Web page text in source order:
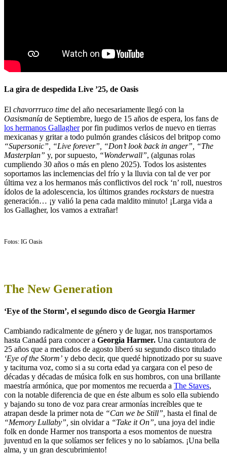
La gira de despedida Live ’25, de Oasis
El chavorrruco time del año necesariamente llegó con la
Oasismanía de Septiembre, luego de 15 años de espera, los fans de
los hermanos Gallagherpor fin pudimos verlos de nuevo en tierras
mexicanas y gritar a todo pulmón grandes clásicos del britpop como
“Supersonic”, “Live forever”, “Don’t look back in anger”, “The
Masterplan” y, por supuesto, “Wonderwall”, (algunas rolas
cumpliendo 30 años o más en pleno 2025). Todos los asistentes
soportamos las inclemencias del frío y la lluvia con tal de ver por
última vez a los hermanos más conflictivos del rock ‘n’ roll, nuestros
ídolos de la adolescencia, los últimos grandes rockstars de nuestra
generación… ¡y valió la pena cada maldito minuto! ¡Larga vida a
los Gallagher, los vamos a extrañar!
Fotos: IG Oasis
The New Generation
‘Eye of the Storm’, el segundo disco de Georgia Harmer
Cambiando radicalmente de género y de lugar, nos transportamos
hasta Canadá para conocer a Georgia Harmer. Una cantautora de
25 años que a mediados de agosto liberó su segundo disco titulado
‘Eye of the Storm’ y debo decir, que quedé hipnotizado por su suave
y taciturna voz, como si a su corta edad ya cargara con el peso de
décadas y décadas de música folk en sus hombros, con una brillante
maestría armónica, que por momentos me recuerda a The Staves,
con la notable diferencia de que en éste album es solo ella subiendo
y bajando su tono de voz para crear armonías increíbles que te
atrapan desde la primer nota de “Can we be Still”, hasta el final de
“Memory Lullaby”, sin olvidar a “Take it On”, una joya del indie
folk en donde Harmer nos transporta a esos momentos de nuestra
juventud en la que solíamos ser felices y no lo sabíamos. ¡Una bella
alma, y un gran descubrimiento!